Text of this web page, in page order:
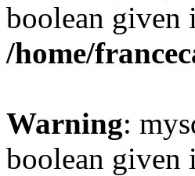
boolean given
/home/
Warning:
boolean given